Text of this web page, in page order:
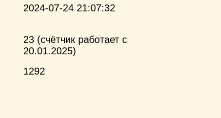
2024-07-24 21:07:32
23 (счётчик работает с
20.01.2025)
1292